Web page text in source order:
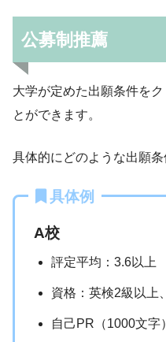
公募制推薦
大学が定めた出願条件を
とができます。
具体的にどのような出願条
具体例
A校
評定平均：3.6以上
資格：英検2級以上
自己PR（1000文字